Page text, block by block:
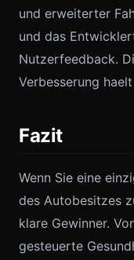
und erweiterter
und das
Nutzerfeedback.
Verbesserung
Fazit
Wenn Sie eine
des Autobesitzes
klare Gewinner.
gesteuerte